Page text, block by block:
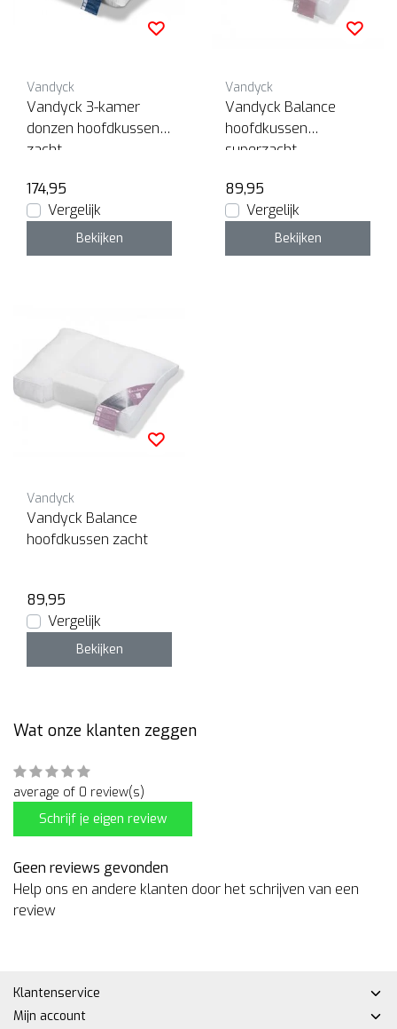
Vandyck
Vandyck 3-kamer
donzen hoofdkussen
zacht
174,95
Vergelijk
Bekijken
Vandyck
Vandyck Balance
hoofdkussen
superzacht
89,95
Vergelijk
Bekijken
Vandyck
Vandyck Balance
hoofdkussen zacht
89,95
Vergelijk
Bekijken
Wat onze klanten zeggen
average of 0 review(s)
Schrijf je eigen review
Geen reviews gevonden
Help ons en andere klanten door het schrijven van een
review
Klantenservice
Mijn account